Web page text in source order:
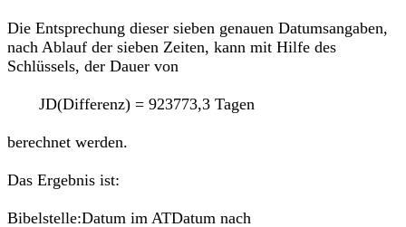
Die Entsprechung dieser sieben genauen Datumsangaben,
nach Ablauf der sieben Zeiten, kann mit Hilfe des
Schlüssels, der Dauer von
JD(Differenz) = 923773,3 Tagen
berechnet werden.
Das Ergebnis ist:
Bibelstelle:Datum im ATDatum nach